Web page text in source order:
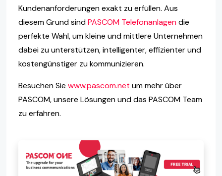
Kundenanforderungen exakt zu erfüllen. Aus
diesem Grund sindPASCOM Telefonanlagendie
perfekte Wahl, um kleine und mittlere Unternehmen
dabei zu unterstützen, intelligenter, effizienter und
kostengünstiger zu kommunizieren.
Besuchen Sie www.pascom.net um mehr über
PASCOM, unsere Lösungen und das PASCOM Team
zu erfahren.